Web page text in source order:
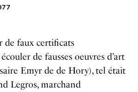
de faux certificats
de fausses oeuvres d’art
Emyr de de Hory), tel était
Legros, marchand